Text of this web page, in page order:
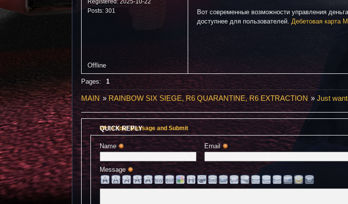
Registered: 2025-10-22
Posts: 301
Вот современные возможности управления
доступнее для пользователей. Дебетовая карта
Offline
Pages: 1
MAIN »RAINBOW SIX SIEGE, R6 QUARANTINE, R6 EXTRACTION » Just
QUICK REPLY
Write Your Message and Submit
Name Email
Message